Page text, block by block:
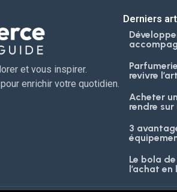
et vous inspirer.
enrichir votre quotidien.
Derniers
revivre
Acheter
rendre
3
Le bola
l’achat en